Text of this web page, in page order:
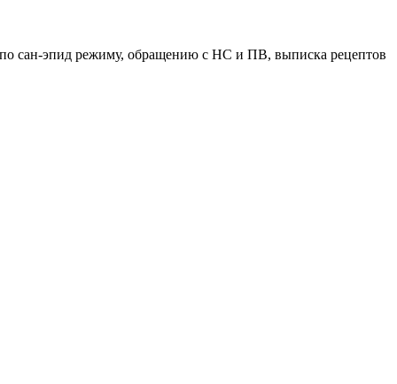
сан-эпид режиму, обращению с НС и ПВ, выписка рецептов